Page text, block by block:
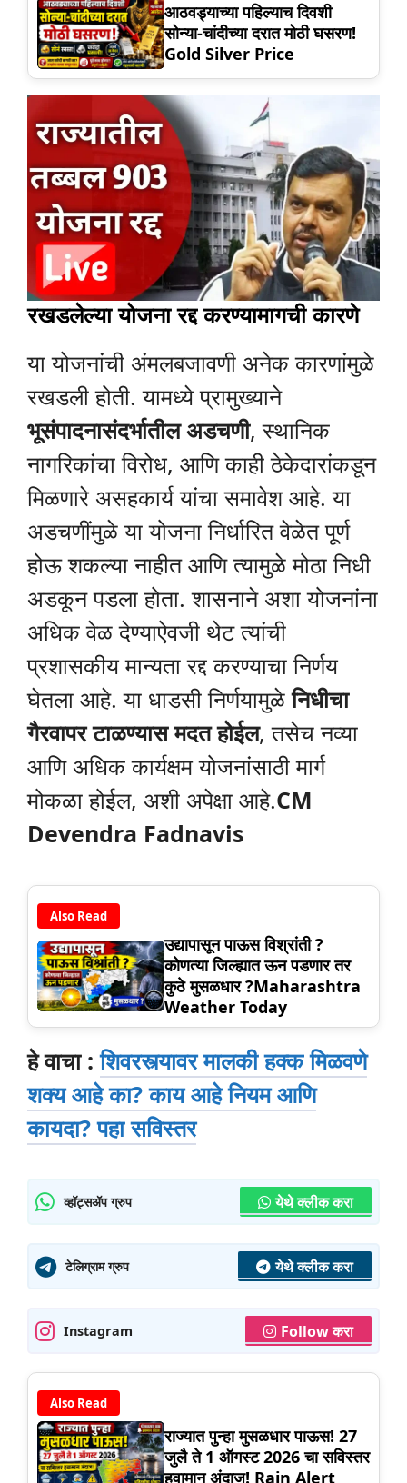
आठवड्याच्या पहिल्याच दिवशी
सोन्या-चांदीच्या दरात मोठी घसरण!
Gold Silver Price
रखडलेल्या योजना रद्द करण्यामागची कारणे
या योजनांची अंमलबजावणी अनेक कारणांमुळे
रखडली होती. यामध्ये प्रामुख्याने
भूसंपादनासंदर्भातील अडचणी, स्थानिक
नागरिकांचा विरोध, आणि काही ठेकेदारांकडून
मिळणारे असहकार्य यांचा समावेश आहे. या
अडचणींमुळे या योजना निर्धारित वेळेत पूर्ण
होऊ शकल्या नाहीत आणि त्यामुळे मोठा निधी
अडकून पडला होता. शासनाने अशा योजनांना
अधिक वेळ देण्याऐवजी थेट त्यांची
प्रशासकीय मान्यता रद्द करण्याचा निर्णय
घेतला आहे. या धाडसी निर्णयामुळेनिधीचा
गैरवापर टाळण्यास मदत होईल, तसेच नव्या
आणि अधिक कार्यक्षम योजनांसाठी मार्ग
मोकळा होईल, अशी अपेक्षा आहे.CM
Devendra Fadnavis
Also Read
उद्यापासून पाऊस विश्रांती ?
कोणत्या जिल्ह्यात ऊन पडणार तर
कुठे मुसळधार ?Maharashtra
Weather Today
हे वाचा :शिवरस्त्यावर मालकी हक्क मिळवणे
शक्य आहे का? काय आहे नियम आणि
कायदा? पहा सविस्तर
व्हॉट्सॲप ग्रुप येथे क्लीक करा
टेलिग्राम ग्रुप येथे क्लीक करा
Instagram Follow करा
Also Read
राज्यात पुन्हा मुसळधार पाऊस! 27
जुलै ते 1 ऑगस्ट 2026 चा सविस्तर
हवामान अंदाज! Rain Alert